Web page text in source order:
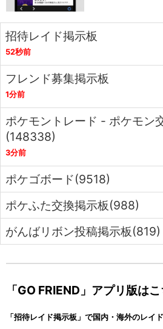
招待レイド掲示板
52秒前
フレンド募集掲示板
1分前
ポケモントレード - ポケモン
(148338)
3分前
ポケゴボード(9518)
ポケふた交換掲示板(988)
がんばリボン投稿掲示板(819)
「GO FRIEND」アプリ版は
「招待レイド掲示板」で国内・海外のレイ